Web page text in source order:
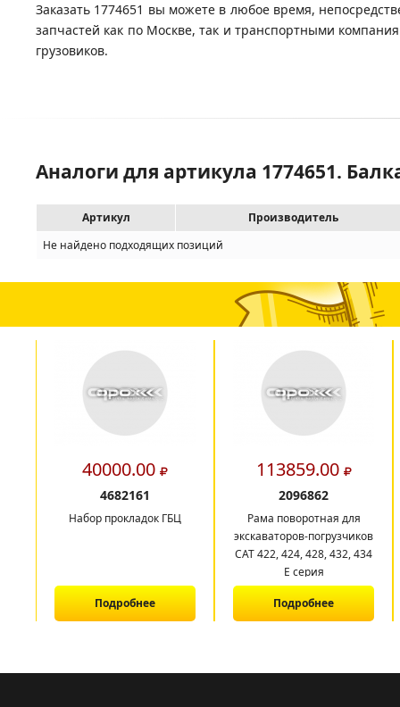
Заказать 1774651 вы можете в любое время,
запчастей как по Москве, так и транспортными
грузовиков.
Аналоги для артикула 1774651.
Артикул
Производитель
Не найдено подходящих позиций
40000.00
4682161
Набор прокладок ГБЦ
Подробнее
113859.00
2096862
Рама поворотная для
экскаваторов-погрузчиков
CAT 422, 424, 428, 432, 434
E серия
Подробнее